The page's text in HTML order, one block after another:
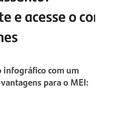
infográfico com um
para o MEI: